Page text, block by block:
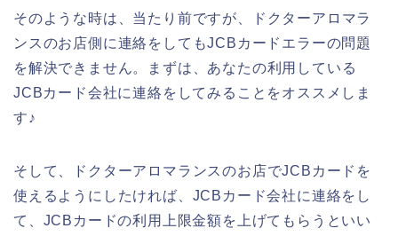
そのような時は、当たり前ですが、ドクターアロマラ
ンスのお店側に連絡をしてもJCBカードエラーの問題
を解決できません。まずは、あなたの利用している
JCBカード会社に連絡をしてみることをオススメしま
す♪
そして、ドクターアロマランスのお店でJCBカードを
使えるようにしたければ、JCBカード会社に連絡をし
て、JCBカードの利用上限金額を上げてもらうといい